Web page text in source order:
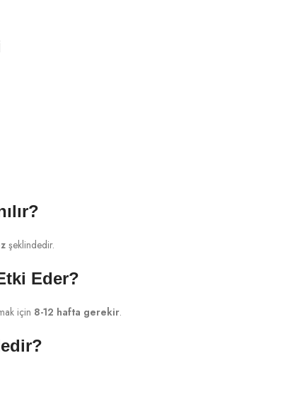
şeklindedir.
Eder?
için 8-12 hafta gerekir.